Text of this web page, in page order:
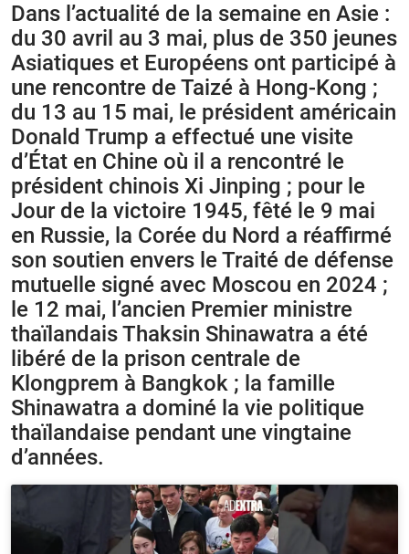
Dans l’actualité de la semaine en Asie :
du 30 avril au 3 mai, plus de 350 jeunes
Asiatiques et Européens ont participé à
une rencontre de Taizé à Hong-Kong ;
du 13 au 15 mai, le président américain
Donald Trump a effectué une visite
d’État en Chine où il a rencontré le
président chinois Xi Jinping ; pour le
Jour de la victoire 1945, fêté le 9 mai
en Russie, la Corée du Nord a réaffirmé
son soutien envers le Traité de défense
mutuelle signé avec Moscou en 2024 ;
le 12 mai, l’ancien Premier ministre
thaïlandais Thaksin Shinawatra a été
libéré de la prison centrale de
Klongprem à Bangkok ; la famille
Shinawatra a dominé la vie politique
thaïlandaise pendant une vingtaine
d’années.